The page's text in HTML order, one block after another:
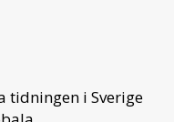
tidningen i Sverige